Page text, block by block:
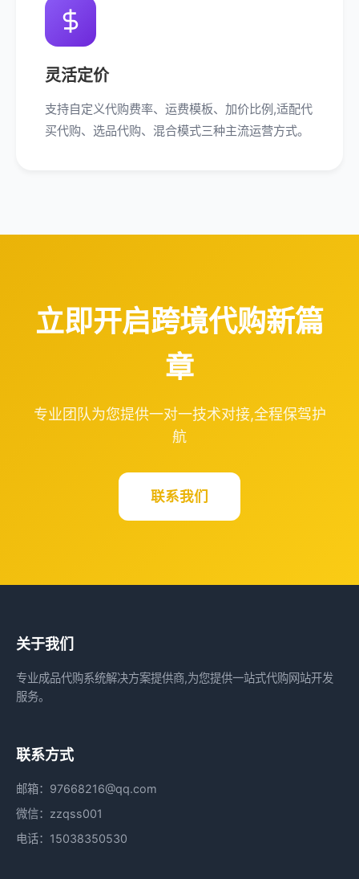
灵活定价
支持自定义代购费率、运费模板、加价比例,适配代
买代购、选品代购、混合模式三种主流运营方式。
立即开启跨境代购新篇
章
专业团队为您提供一对一技术对接,全程保驾护
航
联系我们
关于我们
专业成品代购系统解决方案提供商,为您提供一站式代购网站开发
服务。
联系方式
邮箱：97668216@qq.com
微信：zzqss001
电话：15038350530